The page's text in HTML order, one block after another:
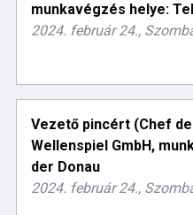
munkavégzés helye:
2024. február 24.,
Vezető pincért (Chef
Wellenspiel GmbH,
der Donau
2024. február 24.,